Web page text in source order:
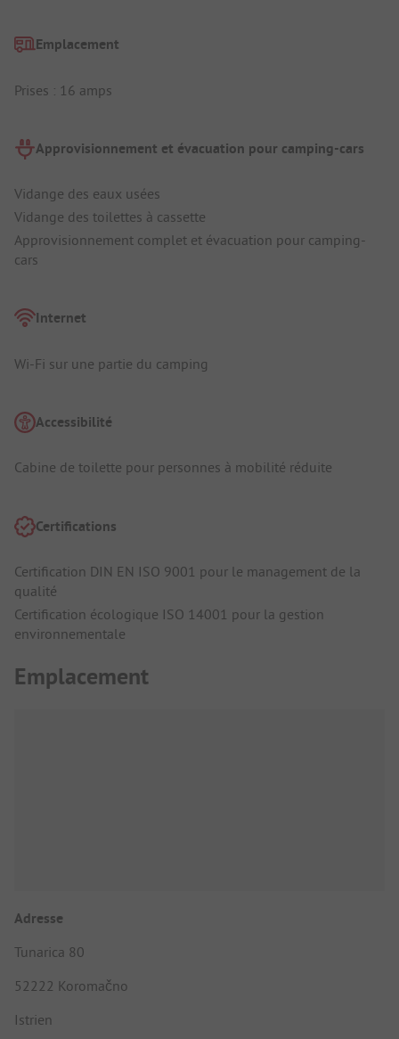
Emplacement
Prises : 16 amps
Approvisionnement et évacuation pour camping-cars
Vidange des eaux usées
Vidange des toilettes à cassette
Approvisionnement complet et évacuation pour camping-
cars
Internet
Wi-Fi sur une partie du camping
Accessibilité
Cabine de toilette pour personnes à mobilité réduite
Certifications
Certification DIN EN ISO 9001 pour le management de la
qualité
Certification écologique ISO 14001 pour la gestion
environnementale
Emplacement
Adresse
Tunarica 80
52222 Koromačno
Istrien